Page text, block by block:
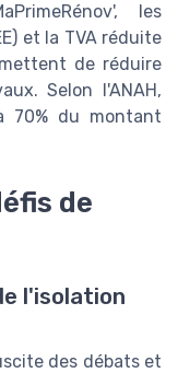
les
et la TVA réduite
de réduire
Selon l'ANAH,
70% du montant
de
l'isolation
des débats et